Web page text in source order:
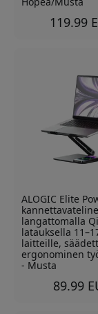
119.99
ALOGIC Elite
kannettavateline
langattomalla
latauksella
laitteille,
ergonominen
- Musta
89.99